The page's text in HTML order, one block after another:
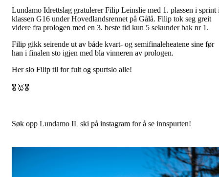
Lundamo Idrettslag gratulerer Filip Leinslie med 1. plassen i sprint
klassen G16 under Hovedlandsrennet på Gålå. Filip tok seg greit
videre fra prologen med en 3. beste tid kun 5 sekunder bak nr 1.
Filip gikk seirende ut av både kvart- og semifinaleheatene sine før
han i finalen sto igjen med bla vinneren av prologen.
Her slo Filip til for fult og spurtslo alle!
🎖️🥇🎖️
Søk opp Lundamo IL ski på instagram for å se innspurten!